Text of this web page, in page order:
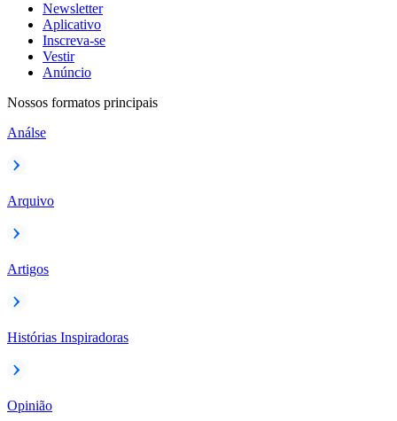
Newsletter
Aplicativo
Inscreva-se
Vestir
Anúncio
Nossos formatos principais
Análse
Arquivo
Artigos
Histórias Inspiradoras
Opinião